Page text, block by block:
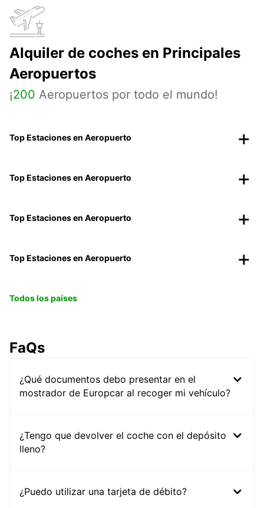
Alquiler de coches en Principales
Aeropuertos
¡200 Aeropuertos por todo el mundo!
Top Estaciones en Aeropuerto
Top Estaciones en Aeropuerto
Top Estaciones en Aeropuerto
Top Estaciones en Aeropuerto
Todos los países
FaQs
¿Qué documentos debo presentar en el
mostrador de Europcar al recoger mi vehículo?
¿Tengo que devolver el coche con el depósito
lleno?
¿Puedo utilizar una tarjeta de débito?